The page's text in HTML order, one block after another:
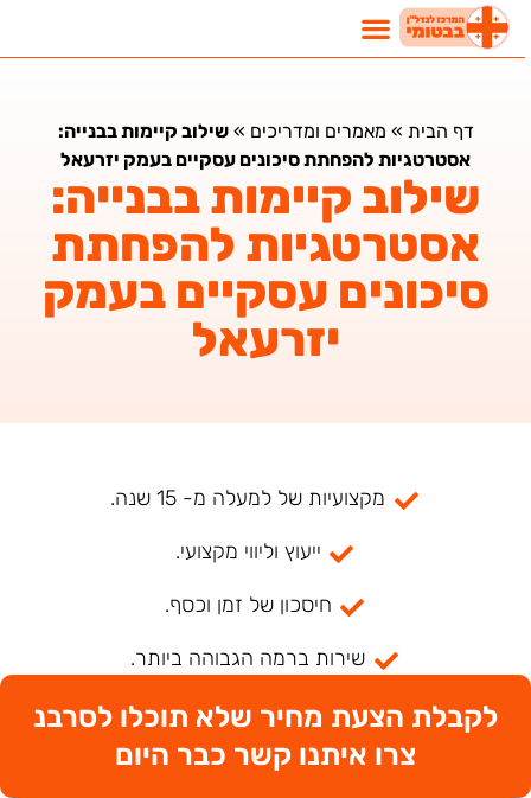
דף הבית»מאמרים ומדריכים»שילוב קיימות בבנייה:
אסטרטגיות להפחתת סיכונים עסקיים בעמק יזרעאל
שילוב קיימות בבנייה:
אסטרטגיות להפחתת
סיכונים עסקיים בעמק
יזרעאל
מקצועיות של למעלה מ- 15 שנה.
ייעוץ וליווי מקצועי.
חיסכון של זמן וכסף.
שירות ברמה הגבוהה ביותר.
לקבלת הצעת מחיר שלא תוכלו לסרבנ
צרו איתנו קשר כבר היום